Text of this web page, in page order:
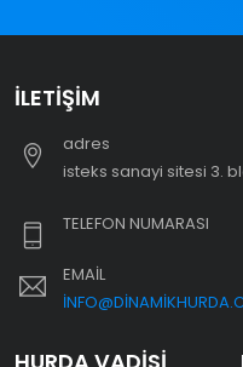
İLETIŞIM
adres
i̇steks sanayi sitesi 3.
TELEFON NUMARASI
EMAIL